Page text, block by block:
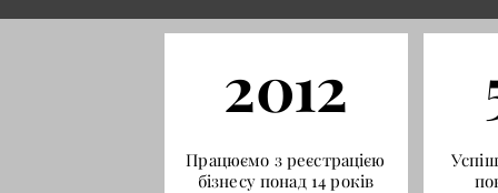
2012
Працюємо з реєстрацією
бізнесу понад 14 років